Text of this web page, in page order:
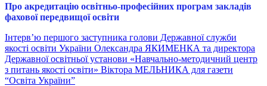
Про акредитацію освітньо-професійних програм закладів
фахової передвищої освіти
Інтерв’ю першого заступника голови Державної служби
якості освіти України Олександра ЯКИМЕНКА та директора
Державної освітньої установи «Навчально-методичний центр
з питань якості освіти» Віктора МЕЛЬНИКА для газети
“Освіта України”